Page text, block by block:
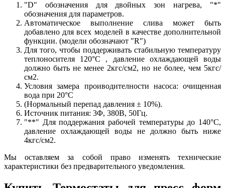
"D" обозначения для двойных зон нагрева, "*"
обозначения для параметров.
Автоматическое выполнение слива может быть
добавлено для всех моделей в качестве дополнительной
функции. (модели обозначают "R")
Для того, чтобы поддерживать стабильную температуру
теплоносителя 120°C , давление охлаждающей воды
должно быть не менее 2кгс/см2, но не более, чем 5кгс/
см2.
Условия замера проиводителности насоса: очищенная
вода при 20°С
(Нормальный перепад давления ± 10%).
Источник питания: 3Φ, 380В, 50Гц.
"**" Для поддержания рабочей температуры до 140°C,
давление охлаждающей воды не должно быть ниже
4кгс/см2.
Мы оставляем за собой право изменять технические
характеристики без предварительного уведомления.